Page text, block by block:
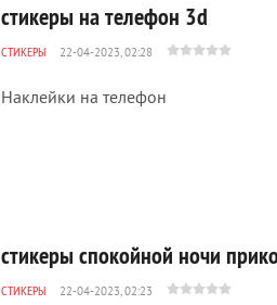
стикеры на телефон 3d
СТИКЕРЫ 22-04-2023, 02:28
Наклейки на телефон
стикеры спокойной ночи
СТИКЕРЫ 22-04-2023, 02:23